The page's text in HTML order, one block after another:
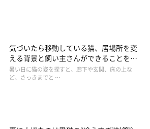
い炎の検査方法
気づいたら移動している猫、居場所を変
える背景と飼い主さんができることを獣
医師が解説
暑い日に猫の姿を探すと、廊下や玄関、床の上な
ど、さっきまでと …